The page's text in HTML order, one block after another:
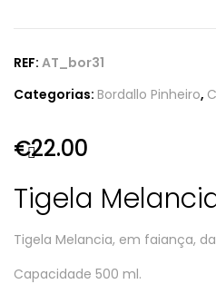
REF: AT_bor31
Categorias: Bordallo Pinheiro,
€22.00
Tigela
Tigela Melancia, em faiança,
Capacidade 500 ml.